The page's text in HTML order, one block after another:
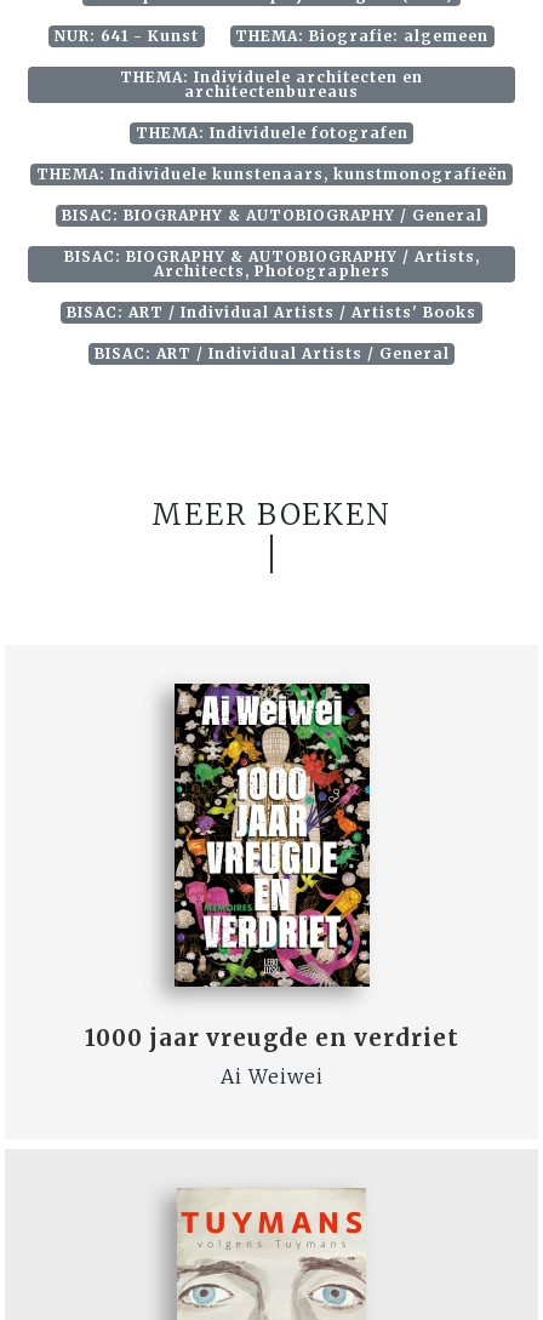
NUR: 641 - Kunst THEMA: Biografie: algemeen
THEMA: Individuele architecten en
architectenbureaus
THEMA: Individuele fotografen
THEMA: Individuele kunstenaars, kunstmonografieën
BISAC: BIOGRAPHY & AUTOBIOGRAPHY / General
BISAC: BIOGRAPHY & AUTOBIOGRAPHY / Artists,
Architects, Photographers
BISAC: ART / Individual Artists / Artists' Books
BISAC: ART / Individual Artists / General
MEER BOEKEN
1000 jaar vreugde en verdriet
Ai Weiwei